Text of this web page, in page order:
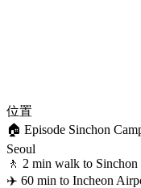
位置
🏠 Episode Sinchon
Seoul
🚶 2 min walk to
✈️ 60 min to Incheon